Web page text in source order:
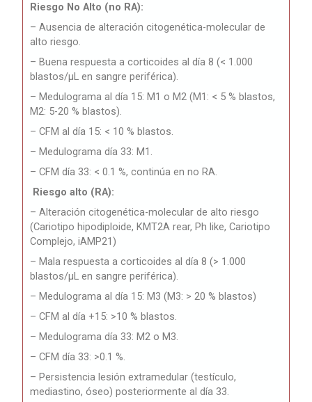
Riesgo No Alto (no RA):
– Ausencia de alteración citogenética-molecular de
alto riesgo.
– Buena respuesta a corticoides al día 8 (< 1.000
blastos/μL en sangre periférica).
– Medulograma al día 15: M1 o M2 (M1: < 5 % blastos,
M2: 5-20 % blastos).
– CFM al día 15: < 10 % blastos.
– Medulograma día 33: M1.
– CFM día 33: < 0.1 %, continúa en no RA.
Riesgo alto (RA):
– Alteración citogenética-molecular de alto riesgo
(Cariotipo hipodiploide, KMT2A rear, Ph like, Cariotipo
Complejo, iAMP21)
– Mala respuesta a corticoides al día 8 (> 1.000
blastos/μL en sangre periférica).
– Medulograma al día 15: M3 (M3: > 20 % blastos)
– CFM al día +15: >10 % blastos.
– Medulograma día 33: M2 o M3.
– CFM día 33: >0.1 %.
– Persistencia lesión extramedular (testículo,
mediastino, óseo) posteriormente al día 33.